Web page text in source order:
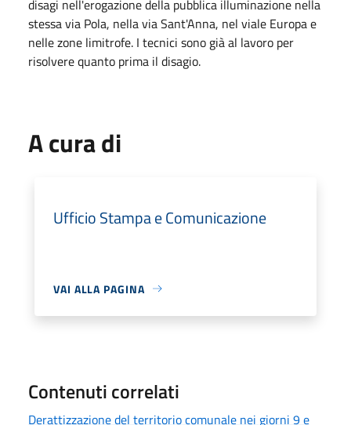
disagi nell'erogazione della pubblica illuminazione nella
stessa via Pola, nella via Sant'Anna, nel viale Europa e
nelle zone limitrofe. I tecnici sono già al lavoro per
risolvere quanto prima il disagio.
A cura di
Ufficio Stampa e Comunicazione
VAI ALLA PAGINA
Contenuti correlati
Derattizzazione del territorio comunale nei giorni 9 e